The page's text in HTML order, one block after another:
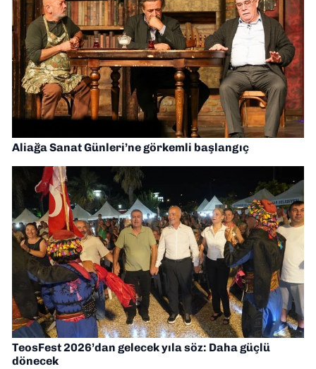
Aliağa Sanat Günleri’ne görkemli başlangıç
TeosFest 2026’dan gelecek yıla söz: Daha güçlü
dönecek